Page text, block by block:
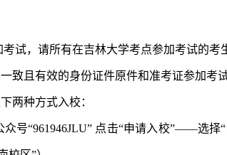
试，请所有在吉林大学考点参加考试的考
致且有效的身份证件原件和准考证参加考试
两种方式入校：
众号“961946JLU” 点击“申请入校”——选